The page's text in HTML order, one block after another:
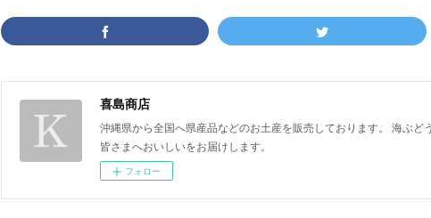
喜島商店
沖縄県から全国へ県産品などのお土産を販売しております。 海ぶど
皆さまへおいしいをお届けします。
フォロー